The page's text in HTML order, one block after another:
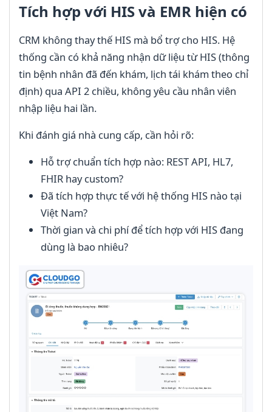
Tích hợp với HIS và EMR hiện có
CRM không thay thế HIS mà bổ trợ cho HIS. Hệ
thống cần có khả năng nhận dữ liệu từ HIS (thông
tin bệnh nhân đã đến khám, lịch tái khám theo chỉ
định) qua API 2 chiều, không yêu cầu nhân viên
nhập liệu hai lần.
Khi đánh giá nhà cung cấp, cần hỏi rõ:
Hỗ trợ chuẩn tích hợp nào: REST API, HL7,
FHIR hay custom?
Đã tích hợp thực tế với hệ thống HIS nào tại
Việt Nam?
Thời gian và chi phí để tích hợp với HIS đang
dùng là bao nhiêu?